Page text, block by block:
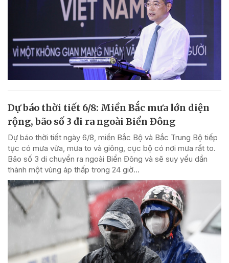
Dự báo thời tiết 6/8: Miền Bắc mưa lớn diện
rộng, bão số 3 đi ra ngoài Biển Đông
Dự báo thời tiết ngày 6/8, miền Bắc Bộ và Bắc Trung Bộ tiếp
tục có mưa vừa, mưa to và giông, cục bộ có nơi mưa rất to.
Bão số 3 di chuyển ra ngoài Biển Đông và sẽ suy yếu dần
thành một vùng áp thấp trong 24 giờ...